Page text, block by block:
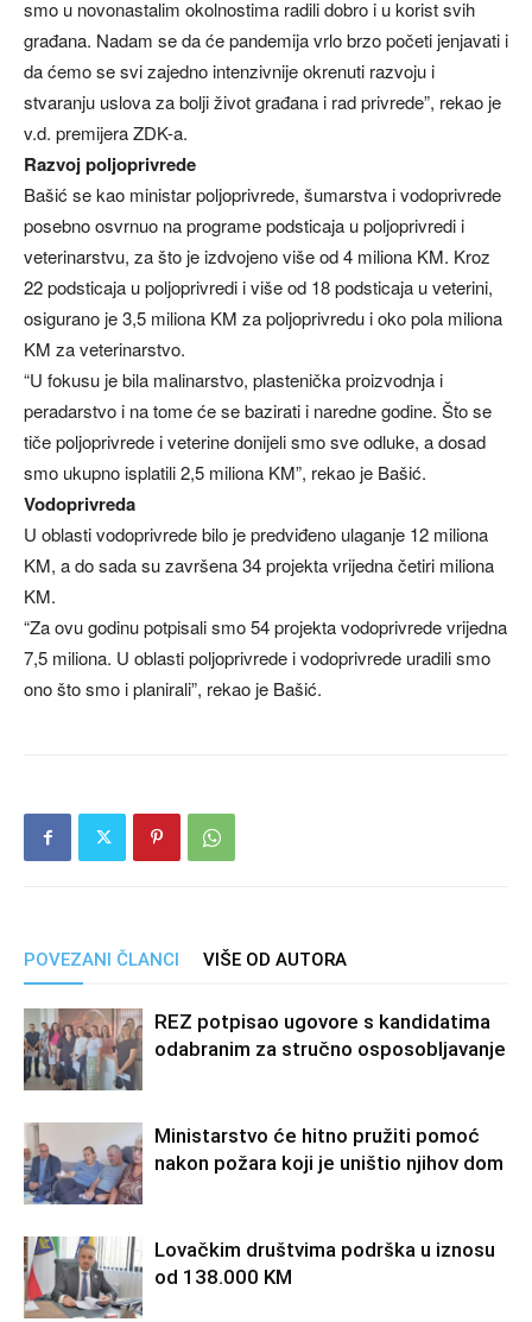
smo u novonastalim okolnostima radili dobro i u korist svih
građana. Nadam se da će pandemija vrlo brzo početi jenjavati i
da ćemo se svi zajedno intenzivnije okrenuti razvoju i
stvaranju uslova za bolji život građana i rad privrede”, rekao je
v.d. premijera ZDK-a.
Razvoj poljoprivrede
Bašić se kao ministar poljoprivrede, šumarstva i vodoprivrede
posebno osvrnuo na programe podsticaja u poljoprivredi i
veterinarstvu, za što je izdvojeno više od 4 miliona KM. Kroz
22 podsticaja u poljoprivredi i više od 18 podsticaja u veterini,
osigurano je 3,5 miliona KM za poljoprivredu i oko pola miliona
KM za veterinarstvo.
“U fokusu je bila malinarstvo, plastenička proizvodnja i
peradarstvo i na tome će se bazirati i naredne godine. Što se
tiče poljoprivrede i veterine donijeli smo sve odluke, a dosad
smo ukupno isplatili 2,5 miliona KM”, rekao je Bašić.
Vodoprivreda
U oblasti vodoprivrede bilo je predviđeno ulaganje 12 miliona
KM, a do sada su završena 34 projekta vrijedna četiri miliona
KM.
“Za ovu godinu potpisali smo 54 projekta vodoprivrede vrijedna
7,5 miliona. U oblasti poljoprivrede i vodoprivrede uradili smo
ono što smo i planirali”, rekao je Bašić.
POVEZANI ČLANCI VIŠE OD AUTORA
REZ potpisao ugovore s kandidatima
odabranim za stručno osposobljavanje
Ministarstvo će hitno pružiti pomoć
nakon požara koji je uništio njihov dom
Lovačkim društvima podrška u iznosu
od 138.000 KM